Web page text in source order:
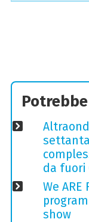
da fuori
We
show